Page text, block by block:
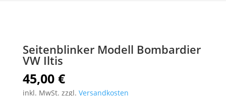
Seitenblinker Modell Bombardier
VW Iltis
45,00 €
inkl. MwSt. zzgl. Versandkosten